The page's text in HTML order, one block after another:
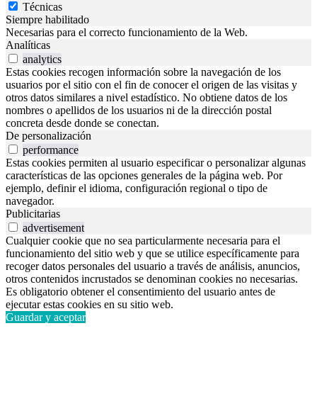
Técnicas
Siempre habilitado
Necesarias para el correcto funcionamiento de la Web.
Analíticas
analytics
Estas cookies recogen información sobre la navegación de los
usuarios por el sitio con el fin de conocer el origen de las visitas y
otros datos similares a nivel estadístico. No obtiene datos de los
nombres o apellidos de los usuarios ni de la dirección postal
concreta desde donde se conectan.
De personalización
performance
Estas cookies permiten al usuario especificar o personalizar algunas
características de las opciones generales de la página web. Por
ejemplo, definir el idioma, configuración regional o tipo de
navegador.
Publicitarias
advertisement
Cualquier cookie que no sea particularmente necesaria para el
funcionamiento del sitio web y que se utilice específicamente para
recoger datos personales del usuario a través de análisis, anuncios,
otros contenidos incrustados se denominan cookies no necesarias.
Es obligatorio obtener el consentimiento del usuario antes de
ejecutar estas cookies en su sitio web.
Guardar y aceptar